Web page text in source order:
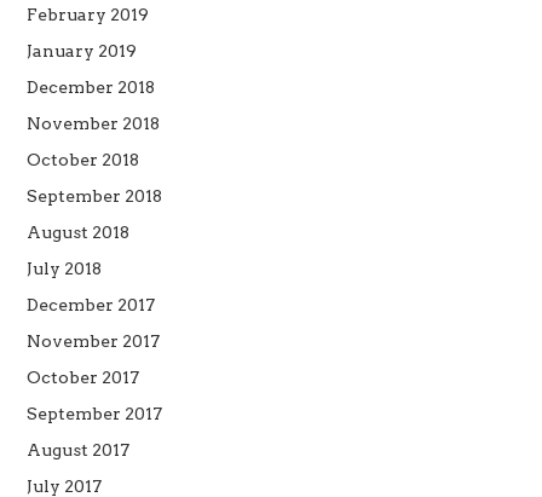
February 2019
January 2019
December 2018
November 2018
October 2018
September 2018
August 2018
July 2018
December 2017
November 2017
October 2017
September 2017
August 2017
July 2017